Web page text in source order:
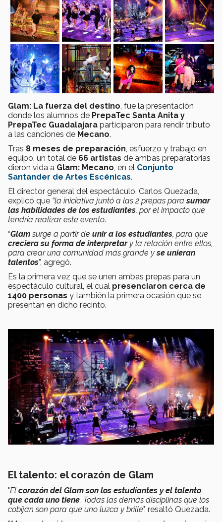
Glam: La fuerza del destino , fue la presentación
donde los alumnos de PrepaTec Santa Anita y
PrepaTec Guadalajara participaron para rendir tributo
a las canciones de Mecano.
Tras 8 meses de preparación , esfuerzo y trabajo en
equipo, un total de 66 artistas de ambas preparatorias
dieron vida a Glam: Mecano , en el Conjunto
Santander de Artes Escénicas.
El director general del espectáculo, Carlos Quezada,
explicó que “la iniciativa juntó a las 2 prepas parasumar
las habilidades de los estudiantes , por el impacto que
tendría realizar este evento.
“Glamsurge a partir de unir a los estudiantes , para que
creciera su forma de interpretary la relación entre ellos,
para crear una comunidad más grande yse unieran
talentos”, agregó.
Es la primera vez que se unen ambas prepas para un
espectáculo cultural, el cual presenciaron cerca de
1400 personas y también la primera ocasión que se
presentan en dicho recinto.
El talento: el corazón de Glam
"El corazón del Glam son los estudiantes y el talento
que cada uno tiene. Todas las demás disciplinas que los
cobijan son para que uno luzca y brille", resaltó Quezada.